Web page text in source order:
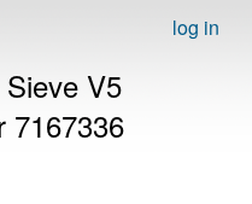
log in
V5
7167336